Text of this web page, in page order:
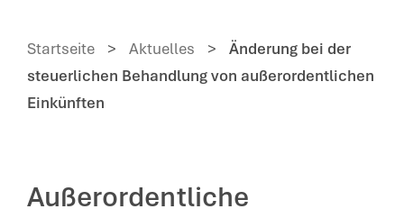
Startseite > Aktuelles >
Änderung bei der
steuerlichen Behandlung von außerordentlichen
Einkünften
Außerordentliche